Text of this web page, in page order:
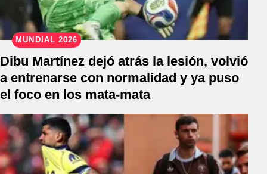
MUNDIAL 2026
Dibu Martínez dejó atrás la lesión, volvió
a entrenarse con normalidad y ya puso
el foco en los mata-mata